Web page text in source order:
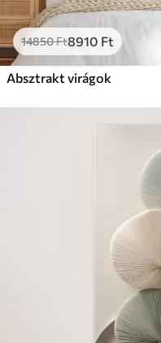
14850Ft8910 Ft
Absztrakt virágok